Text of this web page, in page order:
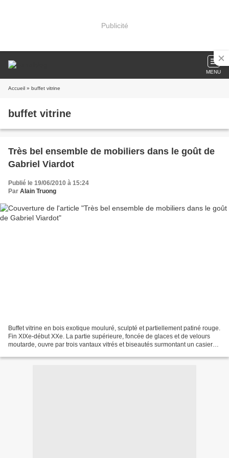
Publicité
MENU
Accueil » buffet vitrine
buffet vitrine
Très bel ensemble de mobiliers dans le goût de
Gabriel Viardot
Publié le 19/06/2010 à 15:24
Par Alain Truong
Buffet vitrine en bois exotique mouluré, sculpté et partiellement patiné rouge.
Fin XIXe-début XXe. La partie supérieure, foncée de glaces et de velours
moutarde, ouvre par trois vantaux vitrés et biseautés surmontant un casier